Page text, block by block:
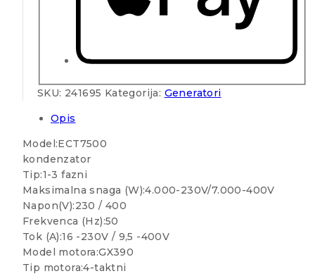
SKU: 241695 Kategorija: Generatori
Opis
Model:ECT7500
kondenzator
Tip:1-3 fazni
Maksimalna snaga (W):4.000-230V/7.000-400V
Napon(V):230 / 400
Frekvenca (Hz):50
Tok (A):16 -230V / 9,5 -400V
Model motora:GX390
Tip motora:4-taktni